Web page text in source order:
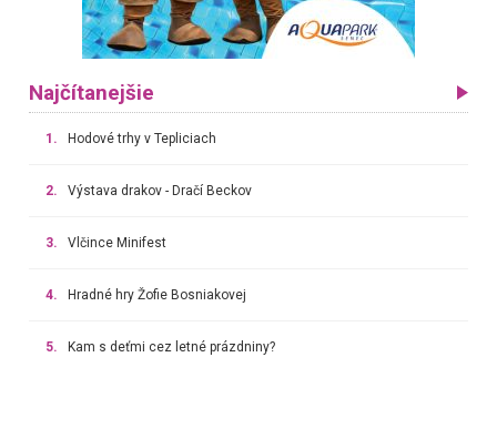
Najčítanejšie
1. Hodové trhy v Tepliciach
2. Výstava drakov - Dračí Beckov
3. Vlčince Minifest
4. Hradné hry Žofie Bosniakovej
5. Kam s deťmi cez letné prázdniny?